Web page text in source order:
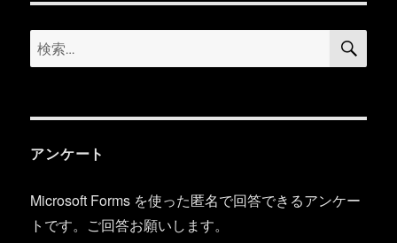
検
索:
検
アンケート
Microsoft Forms を使った匿名で回答できるアンケー
トです。ご回答お願いします。